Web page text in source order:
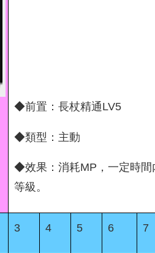
◆前置：長杖精通LV5
◆類型：主動
◆效果：消耗MP，一定時間
等級。
3 4 5 6 7